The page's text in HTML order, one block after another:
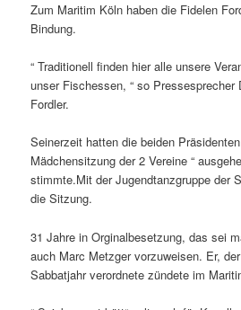
Zum Maritim Köln haben die Fidelen
Bindung.
“ Traditionell finden hier alle unsere
unser Fischessen, “ so Pressesprecher
Fordler.
Seinerzeit hatten die beiden
Mädchensitzung der 2 Vereine “
stimmte.Mit der Jugendtanzgruppe der
die Sitzung.
31 Jahre in Orginalbesetzung, das sei
auch Marc Metzger vorzuweisen. Er,
Sabbatjahr verordnete zündete im